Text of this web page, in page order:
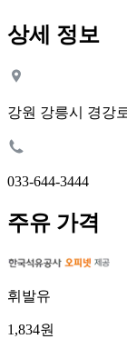
상세 정보
강원 강릉시 경강
033-644-3444
주유 가격
휘발유
1,834원